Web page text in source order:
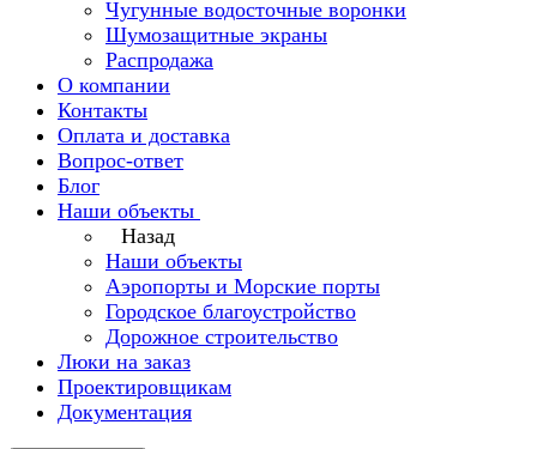
Чугунные водосточные воронки
Шумозащитные экраны
Распродажа
О компании
Контакты
Оплата и доставка
Вопрос-ответ
Блог
Наши объекты
Назад
Наши объекты
Аэропорты и Морские порты
Городское благоустройство
Дорожное строительство
Люки на заказ
Проектировщикам
Документация